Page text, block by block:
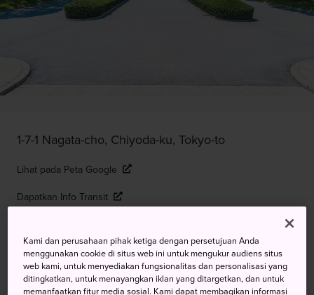
1-7-1 Nagata-cho, Chiyoda-ku, Tokyo-to
Lihat pada Peta Google
Dapatkan Info Transit
KATA KUNCI PETA
Kami dan perusahaan pihak ketiga dengan persetujuan Anda
menggunakan cookie di situs web ini untuk mengukur audiens situs
web kami, untuk menyediakan fungsionalitas dan personalisasi yang
ditingkatkan, untuk menayangkan iklan yang ditargetkan, dan untuk
memanfaatkan fitur media sosial. Kami dapat membagikan informasi